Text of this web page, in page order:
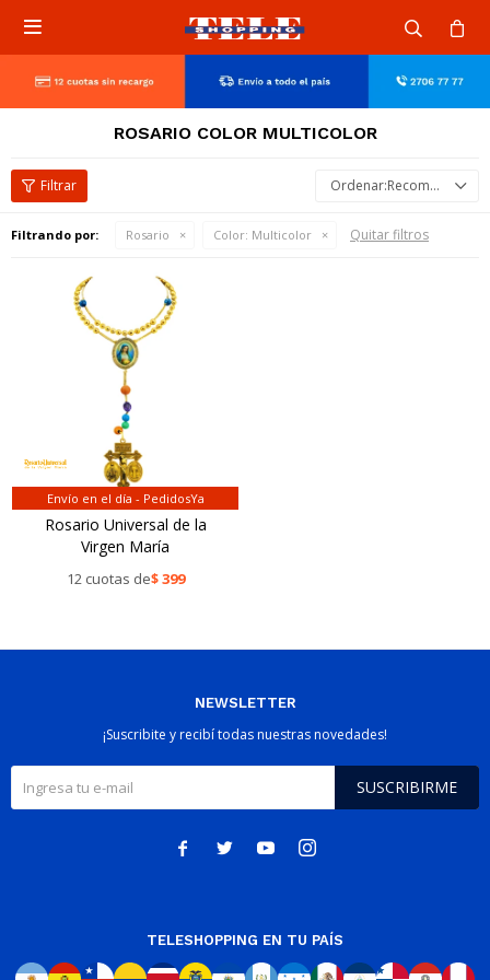

ROSARIO COLOR MULTICOLOR
Recomendados
Filtrando por: Rosario Color: Multicolor Quitar filtros
Envío en el día - PedidosYa
Rosario Universal de la
Virgen María
12 cuotas de$399
NEWSLETTER
¡Suscribite y recibí todas nuestras novedades!
SUSCRIBIRME
   
TELESHOPPING EN TU PAÍS